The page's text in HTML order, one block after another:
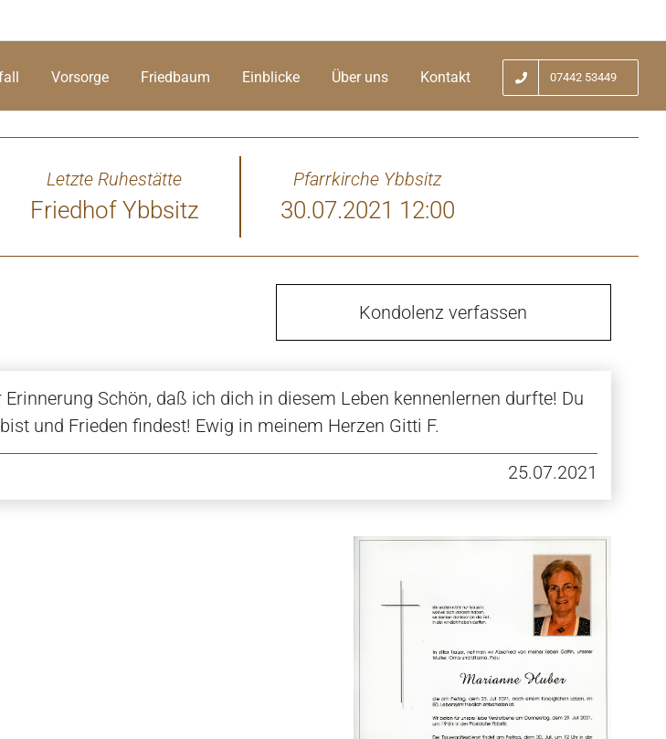
Vorsorge Friedbaum Einblicke Über uns Kontakt 07442 53449
Letzte Ruhestätte
Friedhof Ybbsitz
Pfarrkirche Ybbsitz
30.07.2021 12:00
Kondolenz verfassen
Schön, daß ich dich in diesem Leben kennenlernen durfte! Du
und Frieden findest! Ewig in meinem Herzen Gitti F.
25.07.2021